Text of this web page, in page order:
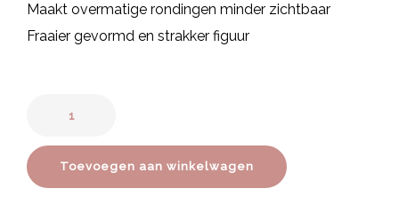
Maakt overmatige rondingen minder zichtbaar
Fraaier gevormd en strakker figuur
Toevoegen aan winkelwagen